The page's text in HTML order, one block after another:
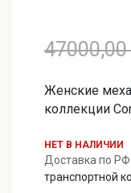
47000,00
Женские
коллекции
НЕТ В НАЛИЧИИ
Доставка по РФ
транспортной